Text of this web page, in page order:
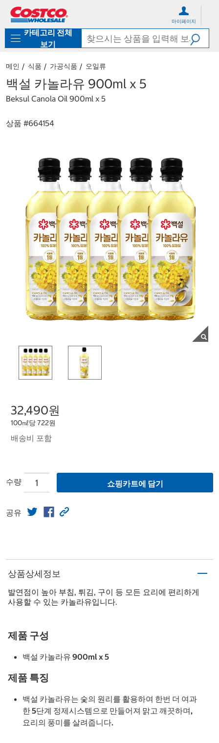
로
기
가
마이페이지
카테고리 전체
보기
메인 식품 가공식품 오일류
백설 카놀라유 900ml x 5
Beksul Canola Oil 900ml x 5
상품 #664154
32,490원
100㎖당 722원
배송비 포함
수량 쇼핑카트에 담기
공유
상품상세정보
발연점이 높아 부침, 튀김, 구이 등 모든 요리에 편리하게
사용할 수 있는 카놀라유입니다.
제품 구성
백설 카놀라유 900ml x 5
제품 특징
백설 카놀라유는 숯의 원리를 활용하여 한번 더 여과
한 5단계 정제시스템으로 만들어져 맑고 깨끗하며,
요리의 풍미를 살려줍니다.